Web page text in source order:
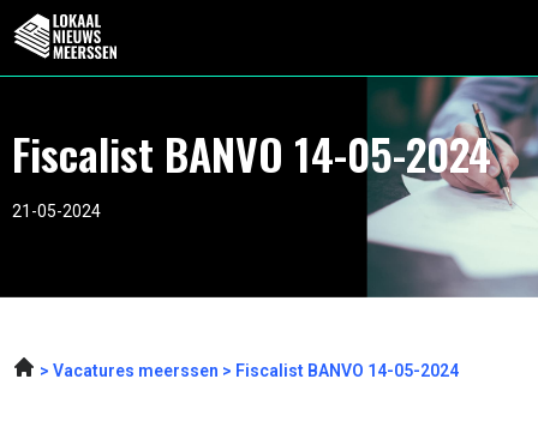
Fiscalist BANVO 14-05-2024
21-05-2024
Vacatures meerssen Fiscalist BANVO 14-05-2024